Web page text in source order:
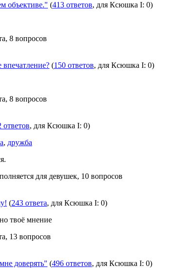
(413 ответов, для Ксюшка I: 0)
8 вопросов
(150 ответов, для Ксюшка I: 0)
8 вопросов
ответов, для Ксюшка I: 0)
, дружба
для девушек, 10 вопросов
(243 ответа, для Ксюшка I: 0)
твоё мнение
13 вопросов
доверять" (496 ответов, для Ксюшка I: 0)